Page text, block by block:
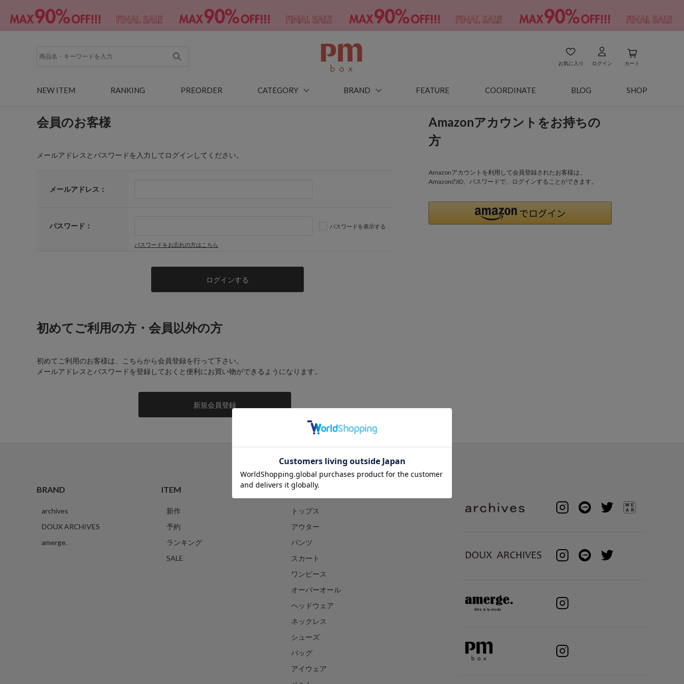
お気に入り ログイン カート
NEW ITEM RANKING PREORDER CATEGORY BRAND FEATURE COORDINATE BLOG SHOP
会員のお客様
メールアドレスとパスワードを入力してログインしてください。
メールアドレス：
パスワード： パスワードを表示する
パスワードをお忘れの方はこちら
Amazonアカウントをお持ちの
方
Amazonアカウントを利用して会員登録されたお客様は、
AmazonのID、パスワードで、ログインすることができます。
初めてご利用の方・会員以外の方
初めてご利用のお客様は、こちらから会員登録を行って下さい。
メールアドレスとパスワードを登録しておくと便利にお買い物ができるようになります。
BRAND
archives
DOUX ARCHIVES
amerge.
ITEM
新作
予約
ランキング
SALE
CATEGORY
トップス
アウター
パンツ
スカート
ワンピース
オーバーオール
ヘッドウェア
ネックレス
シューズ
バッグ
アイウェア